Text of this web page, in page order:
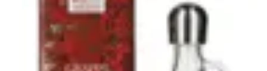
Fromages du Monde
DécouverteDécouvertes
fromagèresDégustation découverte
Fromages du Monde